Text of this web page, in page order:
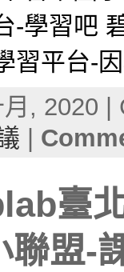
-學習吧
習平台-
月, 2020
臺
聯盟-